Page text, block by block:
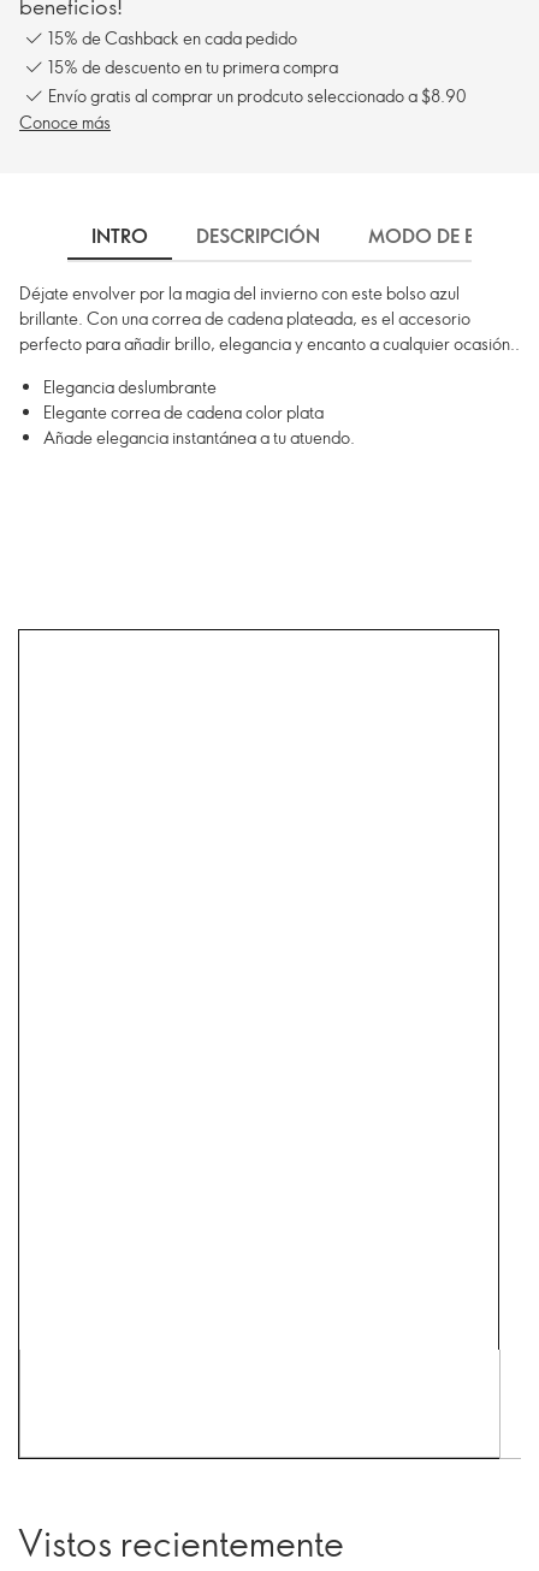
beneficios!
15% de Cashback en cada pedido
15% de descuento en tu primera compra
Envío gratis al comprar un prodcuto seleccionado a $8.90
Conoce más
INTRO DESCRIPCIÓN MODO DE EMPLEO
Déjate envolver por la magia del invierno con este bolso azul
brillante. Con una correa de cadena plateada, es el accesorio
perfecto para añadir brillo, elegancia y encanto a cualquier ocasión..
Elegancia deslumbrante
Elegante correa de cadena color plata
Añade elegancia instantánea a tu atuendo.
Vistos recientemente